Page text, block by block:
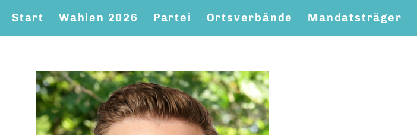
Start Wahlen 2026 Partei Ortsverbände Mandatsträger